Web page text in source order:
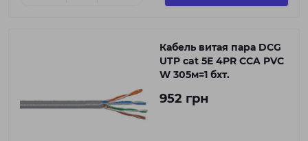
Кабель витая пара DCG
UTP cat 5E 4PR CCA PVC
W 305м=1 бхт.
952 грн